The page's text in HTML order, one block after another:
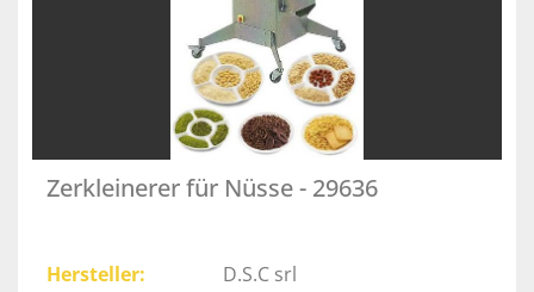
Zerkleinerer für Nüsse - 29636
Hersteller
D.S.C srl